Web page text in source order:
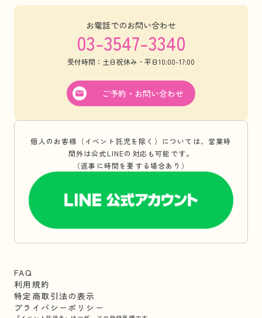
お電話でのお問い合わせ
03-3547-3340
受付時間：土日祝休み・平日10:00-17:00
ご予約・お問い合わせ
個人のお客様（イベント託児を除く）については、営業時
間外は公式LINEの対応も可能です。
（返事に時間を要する場合あり）
FAQ
利用規約
特定商取引法の表示
プライバシーポリシー